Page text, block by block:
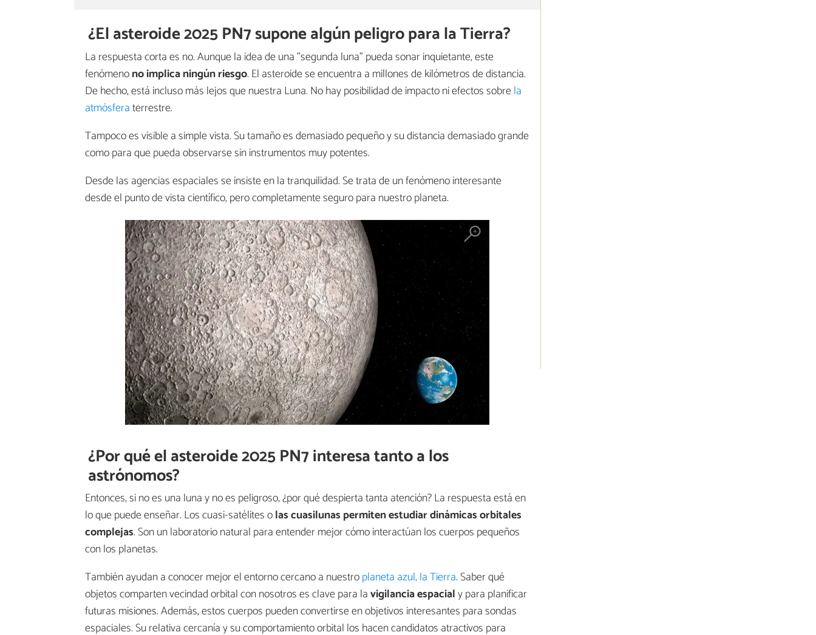
¿El asteroide 2025 PN7 supone algún peligro para la Tierra?
La respuesta corta es no. Aunque la idea de una "segunda luna" pueda sonar inquietante, este
fenómenono implica ningún riesgo. El asteroide se encuentra a millones de kilómetros de distancia.
De hecho, está incluso más lejos que nuestra Luna. No hay posibilidad de impacto ni efectos sobrela
atmósferaterrestre.
Tampoco es visible a simple vista. Su tamaño es demasiado pequeño y su distancia demasiado grande
como para que pueda observarse sin instrumentos muy potentes.
Desde las agencias espaciales se insiste en la tranquilidad. Se trata de un fenómeno interesante
desde el punto de vista científico, pero completamente seguro para nuestro planeta.
¿Por qué el asteroide 2025 PN7 interesa tanto a los
astrónomos?
Entonces, si no es una luna y no es peligroso, ¿por qué despierta tanta atención? La respuesta está en
lo que puede enseñar. Los cuasi-satélites olas cuasilunas permiten estudiar dinámicas orbitales
complejas. Son un laboratorio natural para entender mejor cómo interactúan los cuerpos pequeños
con los planetas.
También ayudan a conocer mejor el entorno cercano a nuestroplaneta azul, la Tierra. Saber qué
objetos comparten vecindad orbital con nosotros es clave para lavigilancia espacialy para planificar
futuras misiones. Además, estos cuerpos pueden convertirse en objetivos interesantes para sondas
espaciales. Su relativa cercanía y su comportamiento orbital los hacen candidatos atractivos para